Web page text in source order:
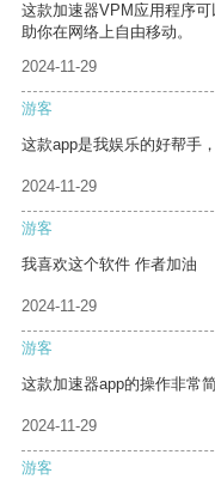
这款加速器VPM应用程序
助你在网络上自由移动。
2024-11-29
游客
这款app是我娱乐的好帮手
2024-11-29
游客
我喜欢这个软件 作者加油
2024-11-29
游客
这款加速器app的操作非常
2024-11-29
游客